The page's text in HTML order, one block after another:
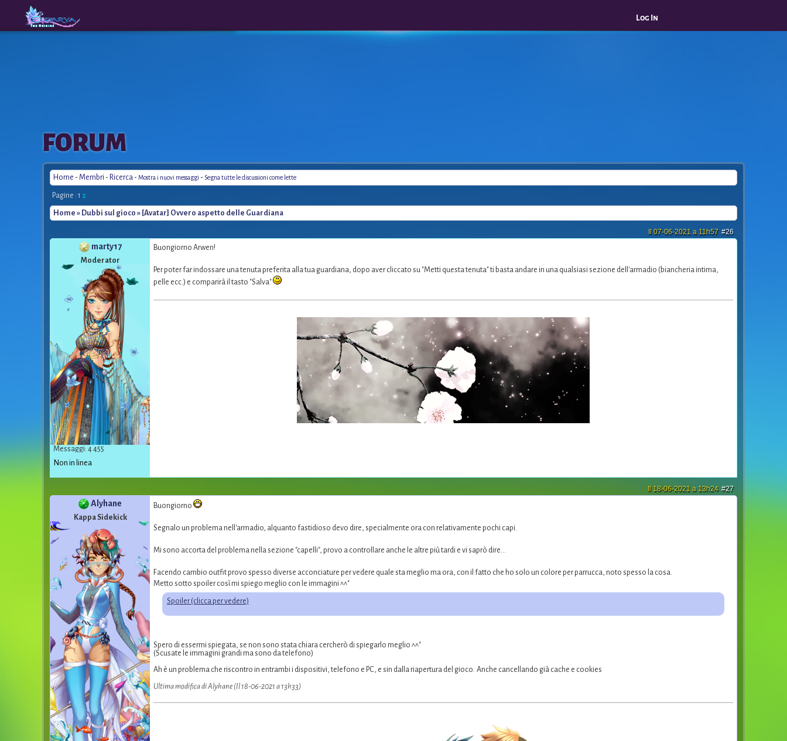
The
Origins
Log In
FORUM
Home - Membri - Ricerca - Mostra i nuovi messaggi - Segna tutte le discussioni come lette
Pagine : 1 2
Home » Dubbi sul gioco » [Avatar] Ovvero aspetto delle Guardiana
#26
Il 07-06-2021 a 11h57
marty17
Moderator
Messaggi: 4 455
Buongiorno Arwen!
Per poter far indossare una tenuta preferita alla tua guardiana, dopo aver cliccato su "Metti questa tenuta" ti basta andare in una qualsiasi sezione dell'armadio (biancheria intima,
pelle ecc.) e comparirà il tasto "Salva"
Non in linea
#27
Il 18-06-2021 a 13h24
Alyhane
Kappa Sidekick
Buongiorno
Segnalo un problema nell'armadio, alquanto fastidioso devo dire, specialmente ora con relativamente pochi capi.
Mi sono accorta del problema nella sezione "capelli", provo a controllare anche le altre più tardi e vi saprò dire...
Facendo cambio outfit provo spesso diverse acconciature per vedere quale sta meglio ma ora, con il fatto che ho solo un colore per parrucca, noto spesso la cosa.
Metto sotto spoiler così mi spiego meglio con le immagini ^^"
Spoiler (clicca per vedere)
Spero di essermi spiegata, se non sono stata chiara cercherò di spiegarlo meglio ^^"
(Scusate le immagini grandi ma sono da telefono)
Ah è un problema che riscontro in entrambi i dispositivi, telefono e PC, e sin dalla riapertura del gioco. Anche cancellando già cache e cookies
Ultima modifica di Alyhane (Il 18-06-2021 a 13h33)